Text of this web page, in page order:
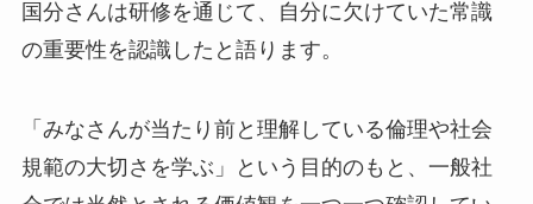
国分さんは研修を通じて、自分に欠けていた常識
の重要性を認識したと語ります。
「みなさんが当たり前と理解している倫理や社会
規範の大切さを学ぶ」という目的のもと、一般社